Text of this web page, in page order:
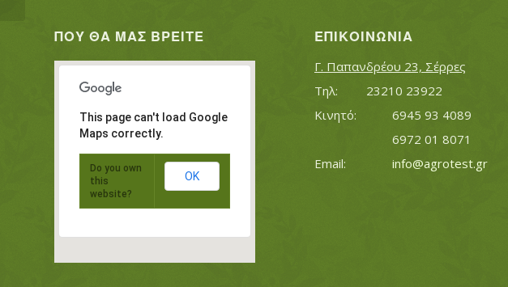
ΠΟΥ ΘΑ ΜΑΣ ΒΡΕΊΤΕ
This page can't load Google
Maps correctly.
Do you own
this
website?
OK
ΕΠΙΚΟΙΝΩΝΊΑ
Γ. Παπανδρέου 23, Σέρρες
Τηλ:		23210 23922
Κινητό:		6945 93 4089
			6972 01 8071
info@agrotest.gr